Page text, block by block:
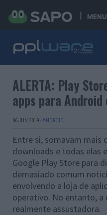
MENU
ALERTA: Play
apps para
06 JUN 2019 · ANDROID
Entre si, somavam mais
downloads e todas elas
Google Play Store para
demasiado comum
envolvendo a loja de
operativo. No entanto, a
realmente assustadora.